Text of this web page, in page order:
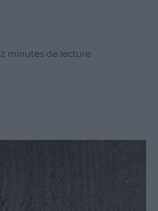
2 minutes de lecture